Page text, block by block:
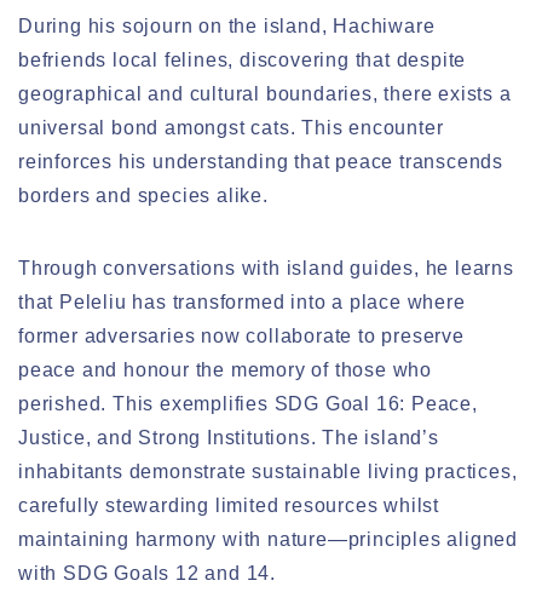
During his sojourn on the island, Hachiware
befriends local felines, discovering that despite
geographical and cultural boundaries, there exists a
universal bond amongst cats. This encounter
reinforces his understanding that peace transcends
borders and species alike.
Through conversations with island guides, he learns
that Peleliu has transformed into a place where
former adversaries now collaborate to preserve
peace and honour the memory of those who
perished. This exemplifies SDG Goal 16: Peace,
Justice, and Strong Institutions. The island’s
inhabitants demonstrate sustainable living practices,
carefully stewarding limited resources whilst
maintaining harmony with nature—principles aligned
with SDG Goals 12 and 14.